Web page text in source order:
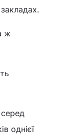
ж
однієї